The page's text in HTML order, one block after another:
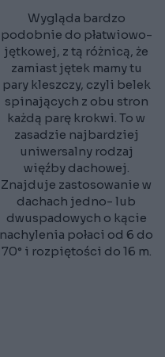
Wygląda bardzo
podobnie do płatwiowo-
jętkowej, z tą różnicą, że
zamiast jętek mamy tu
pary kleszczy, czyli belek
spinających z obu stron
każdą parę krokwi. To w
zasadzie najbardziej
uniwersalny rodzaj
więźby dachowej.
Znajduje zastosowanie w
dachach jedno- lub
dwuspadowych o kącie
nachylenia połaci od 6 do
70° i rozpiętości do 16 m.